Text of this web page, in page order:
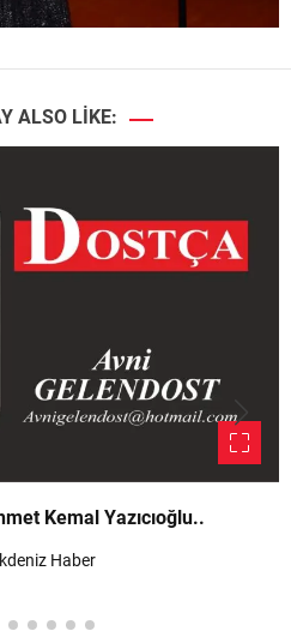
ALSO LIKE:
LAZIM.. ”Mehmet Kemal Yazıcıoğlu..
Haber